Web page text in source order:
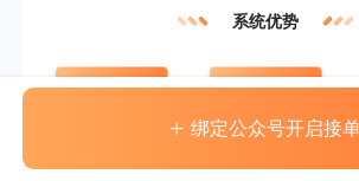
系统优势
广告单价高 收益到账快
已有40万公众号在自媒宝接
+ 绑定公众号开启接